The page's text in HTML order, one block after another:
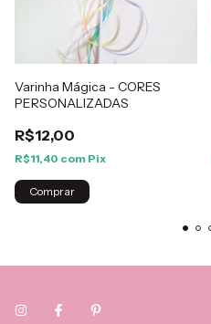
Varinha Mágica - CORES
PERSONALIZADAS
R$12,00
R$11,40 com Pix